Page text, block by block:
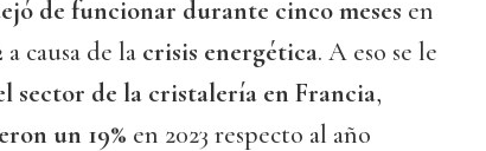
de funcionar durante cinco meses en
a causa de la crisis energética. A eso se le
sector de la cristalería en Francia,
un 19% en 2023 respecto al año